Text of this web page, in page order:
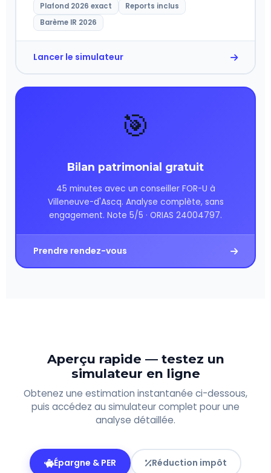
Plafond 2026 exact
Reports inclus
Barème IR 2026
Lancer le simulateur
🎯
Bilan patrimonial gratuit
45 minutes avec un conseiller FOR-U à
Villeneuve-d'Ascq. Analyse complète, sans
engagement. Note 5/5 · ORIAS 24004797.
Prendre rendez-vous
Aperçu rapide — testez un
simulateur en ligne
Obtenez une estimation instantanée ci-dessous,
puis accédez au simulateur complet pour une
analyse détaillée.
Épargne & PER Réduction impôt